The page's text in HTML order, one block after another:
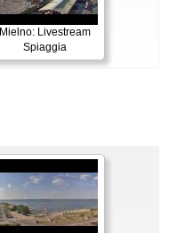
Mielno: Livestream
Spiaggia